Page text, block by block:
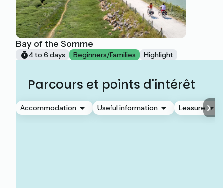
Bay of the Somme
4 to 6 days Beginners/Families Highlight
Parcours et points d'intérêt
Accommodation Useful information Leasure